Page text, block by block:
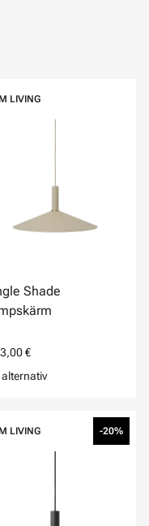
LIVING
Shade
€
alternativ
LIVING -20%